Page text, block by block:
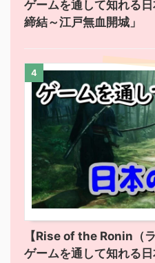
ゲームを通して知れる
締結～江戸無血開城」
4
【Rise of the Ronin（
ゲームを通して知れる